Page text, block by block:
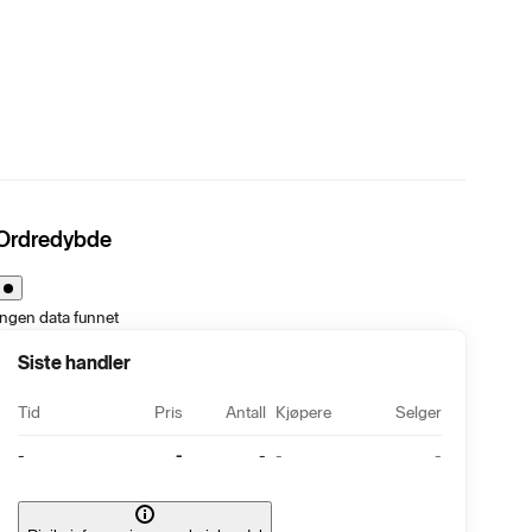
data funnet
Siste handler
Tid Pris Antall Kjøpere Selger
- - - - -